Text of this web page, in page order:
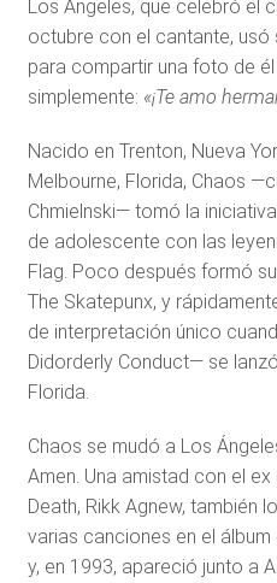
Los Ángeles, que celebró el
octubre con el cantante,
para compartir una foto de
simplemente: «¡Te amo
Nacido en Trenton, Nueva
Melbourne, Florida, Chaos
Chmielnski— tomó la
de adolescente con las
Flag. Poco después formó
The Skatepunx, y
de interpretación único
Didorderly Conduct— se
Florida.
Chaos se mudó a Los
Amen. Una amistad con el
Death, Rikk Agnew, también
varias canciones en el álbum
y, en 1993, apareció junto a